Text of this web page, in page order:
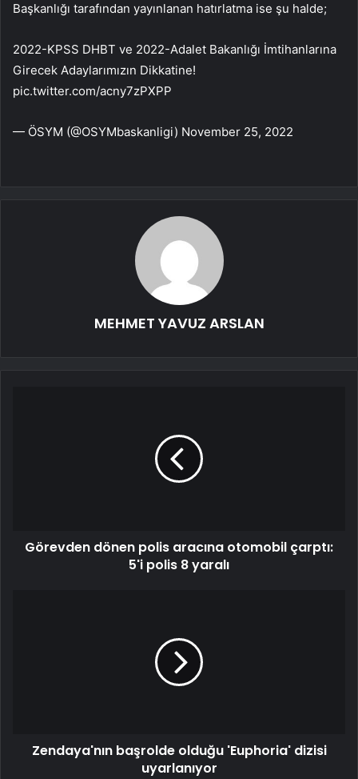
Başkanlığı tarafından yayınlanan hatırlatma ise şu halde;
2022-KPSS DHBT ve 2022-Adalet Bakanlığı İmtihanlarına
Girecek Adaylarımızın Dikkatine!
pic.twitter.com/acny7zPXPP
— ÖSYM (@OSYMbaskanligi) November 25, 2022
MEHMET YAVUZ ARSLAN
Görevden dönen polis aracına otomobil çarptı:
5'i polis 8 yaralı
Zendaya'nın başrolde olduğu 'Euphoria' dizisi
uyarlanıyor